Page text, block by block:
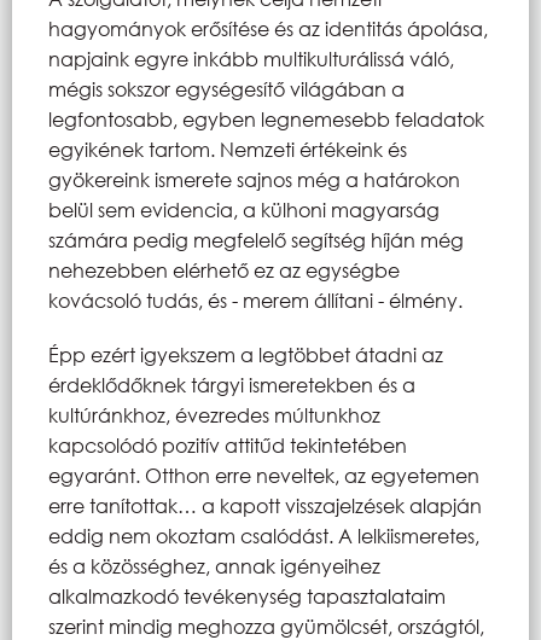
hagyományok erősítése és az identitás ápolása,
napjaink egyre inkább multikulturálissá váló,
mégis sokszor egységesítő világában a
legfontosabb, egyben legnemesebb feladatok
egyikének tartom. Nemzeti értékeink és
gyökereink ismerete sajnos még a határokon
belül sem evidencia, a külhoni magyarság
számára pedig megfelelő segítség híján még
nehezebben elérhető ez az egységbe
kovácsoló tudás, és - merem állítani - élmény.
Épp ezért igyekszem a legtöbbet átadni az
érdeklődőknek tárgyi ismeretekben és a
kultúránkhoz, évezredes múltunkhoz
kapcsolódó pozitív attitűd tekintetében
egyaránt. Otthon erre neveltek, az egyetemen
erre tanítottak… a kapott visszajelzések alapján
eddig nem okoztam csalódást. A lelkiismeretes,
és a közösséghez, annak igényeihez
alkalmazkodó tevékenység tapasztalataim
szerint mindig meghozza gyümölcsét, országtól,